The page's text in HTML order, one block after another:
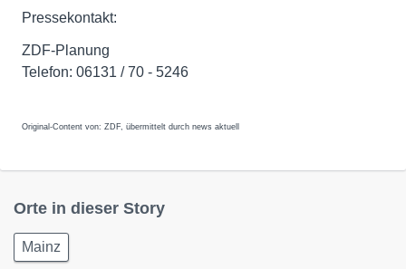
Pressekontakt:
ZDF-Planung
Telefon: 06131 / 70 - 5246
Original-Content von: ZDF, übermittelt durch news aktuell
Orte in dieser Story
Mainz